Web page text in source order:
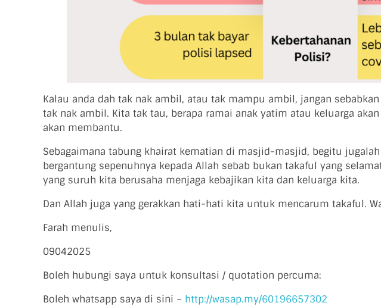
Kalau anda dah tak nak ambil, atau tak mampu ambil, jangan
tak nak ambil. Kita tak tau, berapa ramai anak yatim atau keluarga
akan membantu.
Sebagaimana tabung khairat kematian di masjid-masjid, begitu
bergantung sepenuhnya kepada Allah sebab bukan takaful yang
yang suruh kita berusaha menjaga kebajikan kita dan keluarga kita.
Dan Allah juga yang gerakkan hati-hati kita untuk mencarum takaful.
Farah menulis,
09042025
Boleh hubungi saya untuk konsultasi / quotation percuma:
Boleh whatsapp saya di sini – http://wasap.my/60196657302